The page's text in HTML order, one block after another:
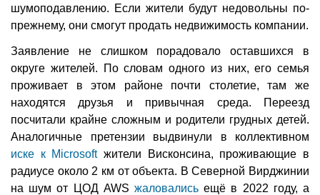
шумоподавлению. Если жители будут недовольны по-
прежнему, они смогут продать недвижимость компании.
Заявление не слишком порадовало оставшихся в
округе жителей. По словам одного из них, его семья
проживает в этом районе почти столетие, там же
находятся друзья и привычная среда. Переезд
посчитали крайне сложным и родители грудных детей.
Аналогичные претензии выдвинули в коллективном
иске к Microsoftжители Висконсина, проживающие в
радиусе около 2 км от объекта. В Северной Вирджинии
на шум от ЦОД AWS жаловались ещё в 2022 году, а